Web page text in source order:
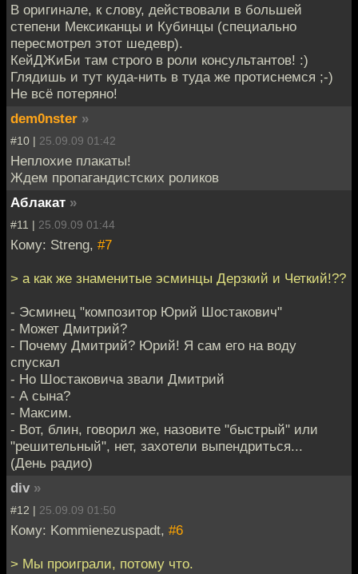
В оригинале, к слову, действовали в большей
степени Мексиканцы и Кубинцы (специально
пересмотрел этот шедевр).
КейДЖиБи там строго в роли консультантов! :)
Глядишь и тут куда-нить в туда же протиснемся ;-)
Не всё потеряно!
dem0nster »
#10 | 25.09.09 01:42
Неплохие плакаты!
Ждем пропагандистских роликов
Аблакат »
#11 | 25.09.09 01:44
Кому: Streng, #7
> а как же знаменитые эсминцы Дерзкий и Четкий!??
- Эсминец "композитор Юрий Шостакович"
- Может Дмитрий?
- Почему Дмитрий? Юрий! Я сам его на воду
спускал
- Но Шостаковича звали Дмитрий
- А сына?
- Максим.
- Вот, блин, говорил же, назовите "быстрый" или
"решительный", нет, захотели выпендриться...
(День радио)
div »
#12 | 25.09.09 01:50
Кому: Kommienezuspadt, #6
> Мы проиграли, потому что.